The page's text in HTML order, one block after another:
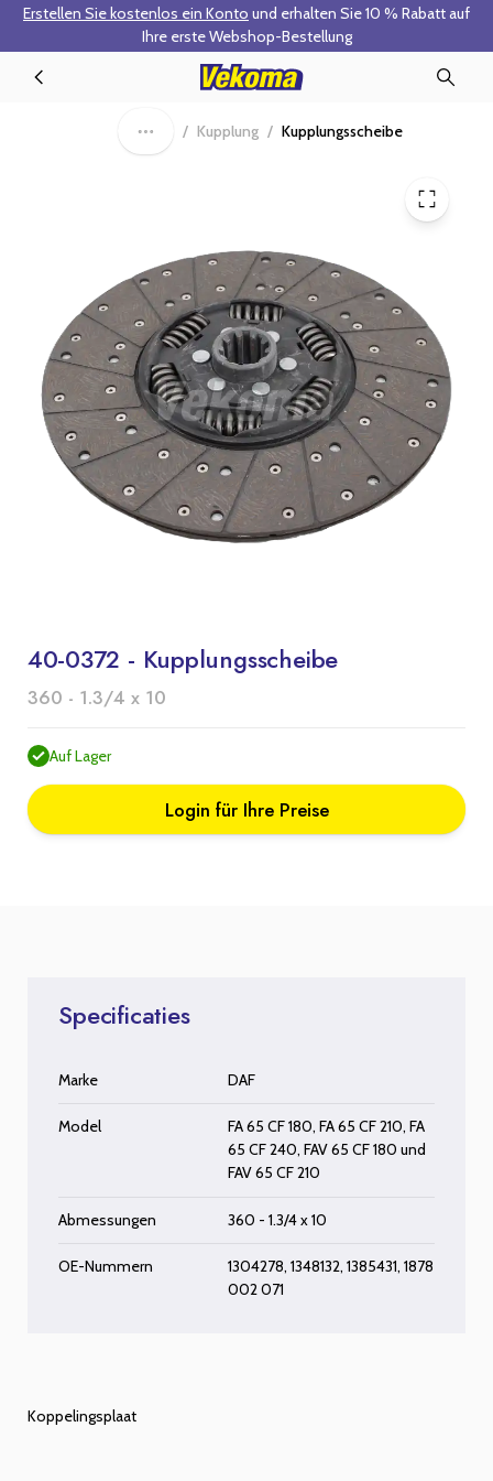
Zum Hauptinhalt springen
Erstellen Sie kostenlos ein Konto und erhalten Sie 10 % Rabatt auf
Ihre erste Webshop-Bestellung
40-0372 - Kupplungsscheibe
/ Kupplung / Kupplungsscheibe
40-0372 - Kupplungsscheibe
360 - 1.3/4 x 10
Auf Lager
Login für Ihre Preise
Specificaties
Marke DAF
Model FA 65 CF 180,FA 65 CF 210,FA
65 CF 240,FAV 65 CF 180 und
FAV 65 CF 210
Abmessungen 360 - 1.3/4 x 10
OE-Nummern
1304278, 1348132, 1385431, 1878
002 071
Koppelingsplaat